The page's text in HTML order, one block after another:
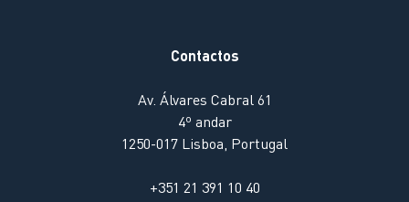
Contactos
Av. Álvares Cabral 61
4º andar
1250-017 Lisboa, Portugal
+351 21 391 10 40